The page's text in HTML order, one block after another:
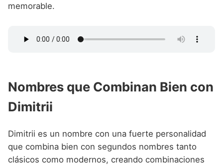
memorable.
Nombres que Combinan Bien con
Dimitrii
Dimitrii es un nombre con una fuerte personalidad
que combina bien con segundos nombres tanto
clásicos como modernos, creando combinaciones